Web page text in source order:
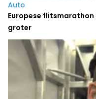
Auto
Europese
groter